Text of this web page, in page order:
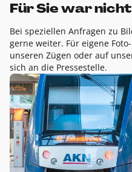
Für Sie war
Bei speziellen Anfragen zu
gerne weiter. Für eigene
unseren Zügen oder auf
sich an die Pressestelle.